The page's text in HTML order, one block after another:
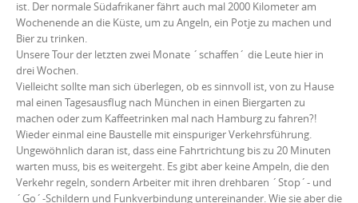
ist. Der normale Südafrikaner fährt auch mal 2000 Kilometer am
Wochenende an die Küste, um zu Angeln, ein Potje zu machen und
Bier zu trinken.
Unsere Tour der letzten zwei Monate ´schaffen´ die Leute hier in
drei Wochen.
Vielleicht sollte man sich überlegen, ob es sinnvoll ist, von zu Hause
mal einen Tagesausflug nach München in einen Biergarten zu
machen oder zum Kaffeetrinken mal nach Hamburg zu fahren?!
Wieder einmal eine Baustelle mit einspuriger Verkehrsführung.
Ungewöhnlich daran ist, dass eine Fahrtrichtung bis zu 20 Minuten
warten muss, bis es weitergeht. Es gibt aber keine Ampeln, die den
Verkehr regeln, sondern Arbeiter mit ihren drehbaren ´Stop´- und
´Go´-Schildern und Funkverbindung untereinander. Wie sie aber die